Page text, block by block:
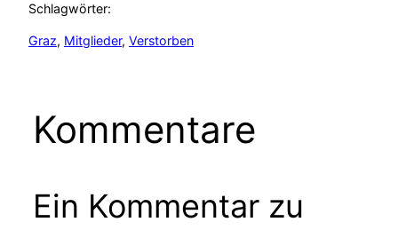
Schlagwörter:
Graz, Mitglieder, Verstorben
Kommentare
Ein Kommentar zu